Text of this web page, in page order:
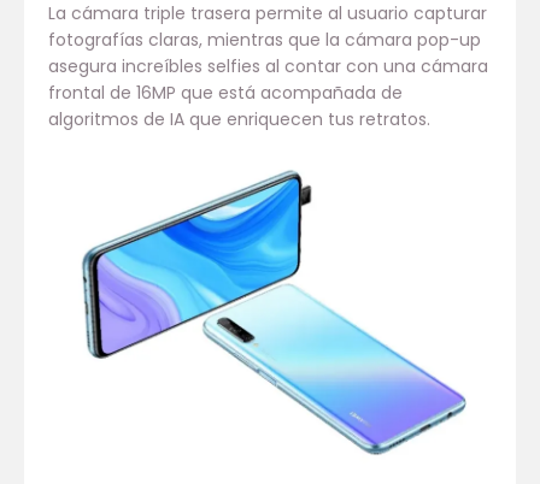
La cámara triple trasera permite al usuario capturar
fotografías claras, mientras que la cámara pop-up
asegura increíbles selfies al contar con una cámara
frontal de 16MP que está acompañada de
algoritmos de IA que enriquecen tus retratos.